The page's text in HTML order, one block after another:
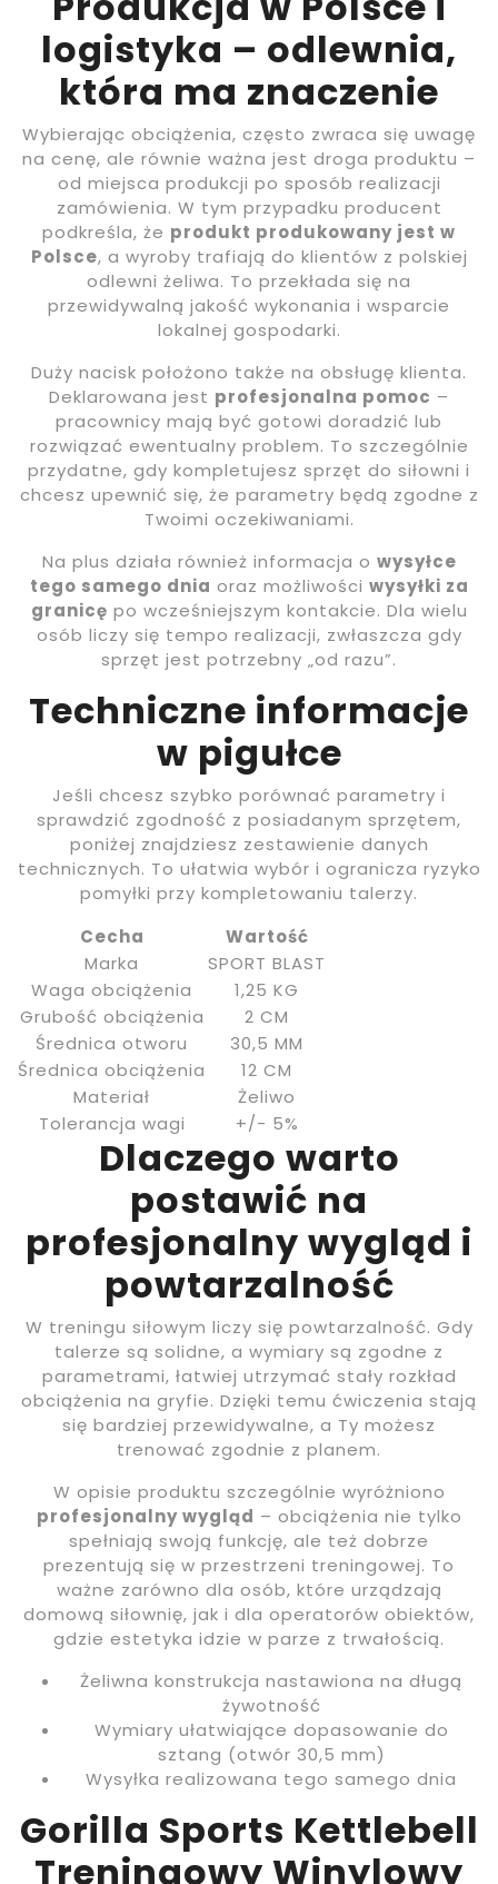
logistyka – odlewnia,
która ma znaczenie
Wybierając obciążenia, często zwraca się uwagę
na cenę, ale równie ważna jest droga produktu –
od miejsca produkcji po sposób realizacji
zamówienia. W tym przypadku producent
podkreśla, że produkt produkowany jest w
Polsce, a wyroby trafiają do klientów z polskiej
odlewni żeliwa. To przekłada się na
przewidywalną jakość wykonania i wsparcie
lokalnej gospodarki.
Duży nacisk położono także na obsługę klienta.
Deklarowana jest profesjonalna pomoc –
pracownicy mają być gotowi doradzić lub
rozwiązać ewentualny problem. To szczególnie
przydatne, gdy kompletujesz sprzęt do siłowni i
chcesz upewnić się, że parametry będą zgodne z
Twoimi oczekiwaniami.
Na plus działa również informacja o wysyłce
tego samego dnia oraz możliwości wysyłki za
granicę po wcześniejszym kontakcie. Dla wielu
osób liczy się tempo realizacji, zwłaszcza gdy
sprzęt jest potrzebny „od razu”.
Techniczne informacje
w pigułce
Jeśli chcesz szybko porównać parametry i
sprawdzić zgodność z posiadanym sprzętem,
poniżej znajdziesz zestawienie danych
technicznych. To ułatwia wybór i ogranicza ryzyko
pomyłki przy kompletowaniu talerzy.
Cecha
Wartość
Marka
SPORT BLAST
Waga obciążenia
1,25 KG
Grubość obciążenia
2 CM
Średnica otworu
30,5 MM
Średnica obciążenia
12 CM
Materiał
Żeliwo
Tolerancja wagi
+/- 5%
Dlaczego warto
postawić na
profesjonalny wygląd i
powtarzalność
W treningu siłowym liczy się powtarzalność. Gdy
talerze są solidne, a wymiary są zgodne z
parametrami, łatwiej utrzymać stały rozkład
obciążenia na gryfie. Dzięki temu ćwiczenia stają
się bardziej przewidywalne, a Ty możesz
trenować zgodnie z planem.
W opisie produktu szczególnie wyróżniono
profesjonalny wygląd – obciążenia nie tylko
spełniają swoją funkcję, ale też dobrze
prezentują się w przestrzeni treningowej. To
ważne zarówno dla osób, które urządzają
domową siłownię, jak i dla operatorów obiektów,
gdzie estetyka idzie w parze z trwałością.
Żeliwna konstrukcja nastawiona na długą
żywotność
Wymiary ułatwiające dopasowanie do
sztang (otwór 30,5 mm)
Wysyłka realizowana tego samego dnia
Gorilla Sports Kettlebell
Treningowy Winylowy